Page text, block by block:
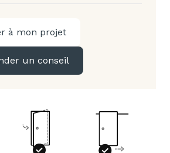
à mon projet
un conseil